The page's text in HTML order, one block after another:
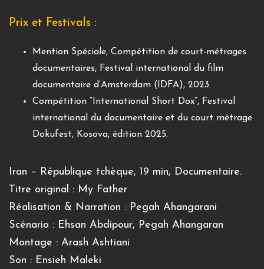
Prix et Festivals :
Mention Spéciale, Compétition de court-métrages
documentaires, Festival international du film
documentaire d’Amsterdam (IDFA), 2023.
Compétition “International Short Dox”, Festival
international du documentaire et du court métrage
Dokufest, Kosova, édition 2025.
Iran – République tchèque, 19 min, Documentaire.
Titre original : My Father
Réalisation & Narration : Pegah Ahangarani
Scénario : Ehsan Abdipour, Pegah Ahangaran
Montage : Arash Ashtiani
Son : Ensieh Maleki